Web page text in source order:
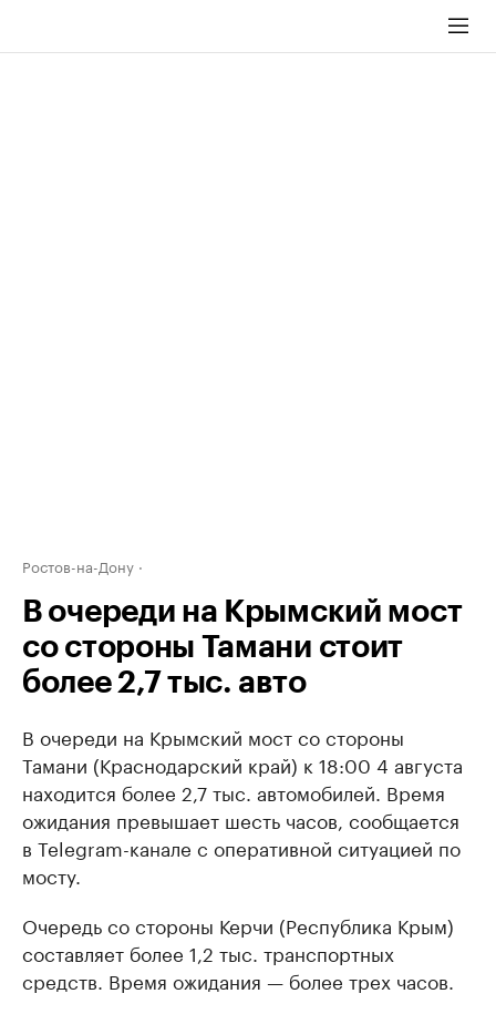
Ростов-на-Дону
В очереди на Крымский мост
со стороны Тамани стоит
более 2,7 тыс. авто
В очереди на Крымский мост со стороны
Тамани (Краснодарский край) к 18:00 4 августа
находится более 2,7 тыс. автомобилей. Время
ожидания превышает шесть часов, сообщается
в Telegram-канале с оперативной ситуацией по
мосту.
Очередь со стороны Керчи (Республика Крым)
составляет более 1,2 тыс. транспортных
средств. Время ожидания — более трех часов.